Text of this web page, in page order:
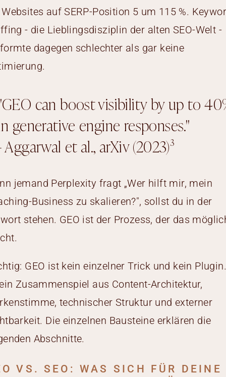
auf SERP-Position 5 um 115 %.
- die Lieblingsdisziplin der alten SEO-Welt -
dagegen schlechter als gar keine
can boost visibility by up to
generative engine responses."
Aggarwal et al., arXiv (2023)³
jemand Perplexity fragt „Wer hilft mir, mein
Business zu skalieren?", sollst du in der
stehen. GEO ist der Prozess, der das
GEO ist kein einzelner Trick und kein
Zusammenspiel aus Content-Architektur,
technischer Struktur und externer
Die einzelnen Bausteine erklären die
Abschnitte.
VS. SEO: WAS SICH FÜR DEINE